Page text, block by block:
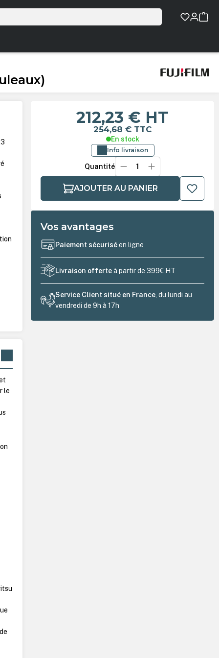
212,23 € HT
254,68 € TTC
En stock
Info livraison
Quantité
AJOUTER AU PANIER
Vos avantages
Paiement sécuriséen ligne
Livraison offerteà partir de 399€ HT
Service Client situé en France , du lundi au
vendredi de 9h à 17h
le